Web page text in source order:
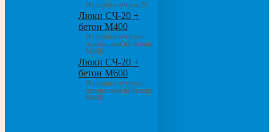
Из серого чугуна 20
Люки СЧ-20 +
бетон М400
Из серого чугуна с
основанием из бетона
М400
Люки СЧ-20 +
бетон М600
Из серого чугуна с
основанием из бетона
М600